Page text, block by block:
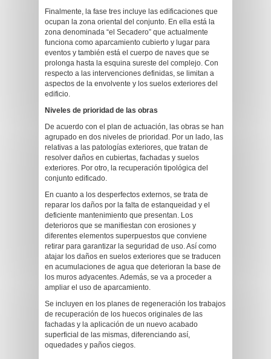
Finalmente, la fase tres incluye las edificaciones que
ocupan la zona oriental del conjunto. En ella está la
zona denominada “el Secadero” que actualmente
funciona como aparcamiento cubierto y lugar para
eventos y también está el cuerpo de naves que se
prolonga hasta la esquina sureste del complejo. Con
respecto a las intervenciones definidas, se limitan a
aspectos de la envolvente y los suelos exteriores del
edificio.
Niveles de prioridad de las obras
De acuerdo con el plan de actuación, las obras se han
agrupado en dos niveles de prioridad. Por un lado, las
relativas a las patologías exteriores, que tratan de
resolver daños en cubiertas, fachadas y suelos
exteriores. Por otro, la recuperación tipológica del
conjunto edificado.
En cuanto a los desperfectos externos, se trata de
reparar los daños por la falta de estanqueidad y el
deficiente mantenimiento que presentan. Los
deterioros que se manifiestan con erosiones y
diferentes elementos superpuestos que conviene
retirar para garantizar la seguridad de uso. Así como
atajar los daños en suelos exteriores que se traducen
en acumulaciones de agua que deterioran la base de
los muros adyacentes. Además, se va a proceder a
ampliar el uso de aparcamiento.
Se incluyen en los planes de regeneración los trabajos
de recuperación de los huecos originales de las
fachadas y la aplicación de un nuevo acabado
superficial de las mismas, diferenciando así,
oquedades y paños ciegos.